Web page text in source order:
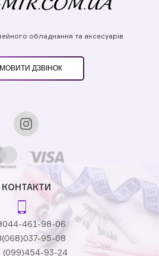
обладнання та аксесуарів
ДЗВІНОК
КОНТАКТИ
461-98-06
95-08
(099)454-93-24